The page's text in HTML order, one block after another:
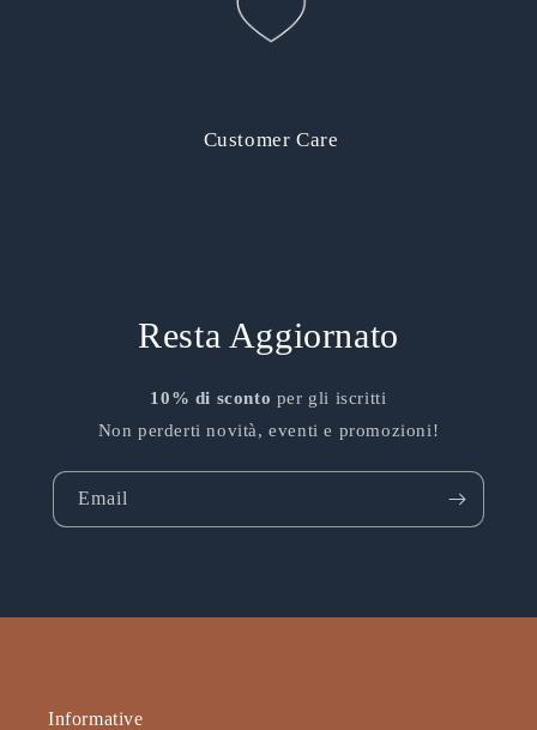
Customer Care
Resta Aggiornato
10% di sconto per gli iscritti
Non perderti novità, eventi e promozioni!
Email
Informative